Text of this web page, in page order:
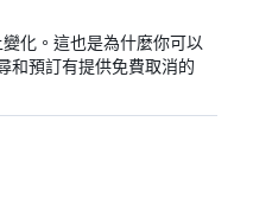
化。這也是為什麼你可以
和預訂有提供免費取消的